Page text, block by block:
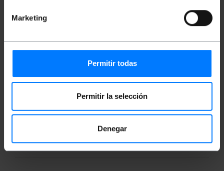
Marketing
Permitir todas
Permitir la selección
Denegar
RJ45
Więcej informacji
Opis